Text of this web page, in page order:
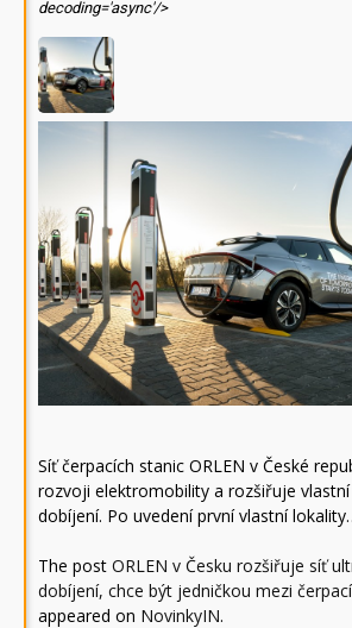
decoding='async'/>
Síť čerpacích stanic ORLEN v České
rozvoji elektromobility a rozšiřuje
dobíjení. Po uvedení první vlastní
The post ORLEN v Česku rozšiřuje síť
dobíjení, chce být jedničkou mezi
appeared on NovinkyIN.